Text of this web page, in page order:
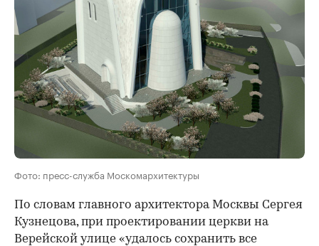
Фото: пресс-служба Москомархитектуры
По словам главного архитектора Москвы Сергея
Кузнецова, при проектировании церкви на
Верейской улице «удалось сохранить все